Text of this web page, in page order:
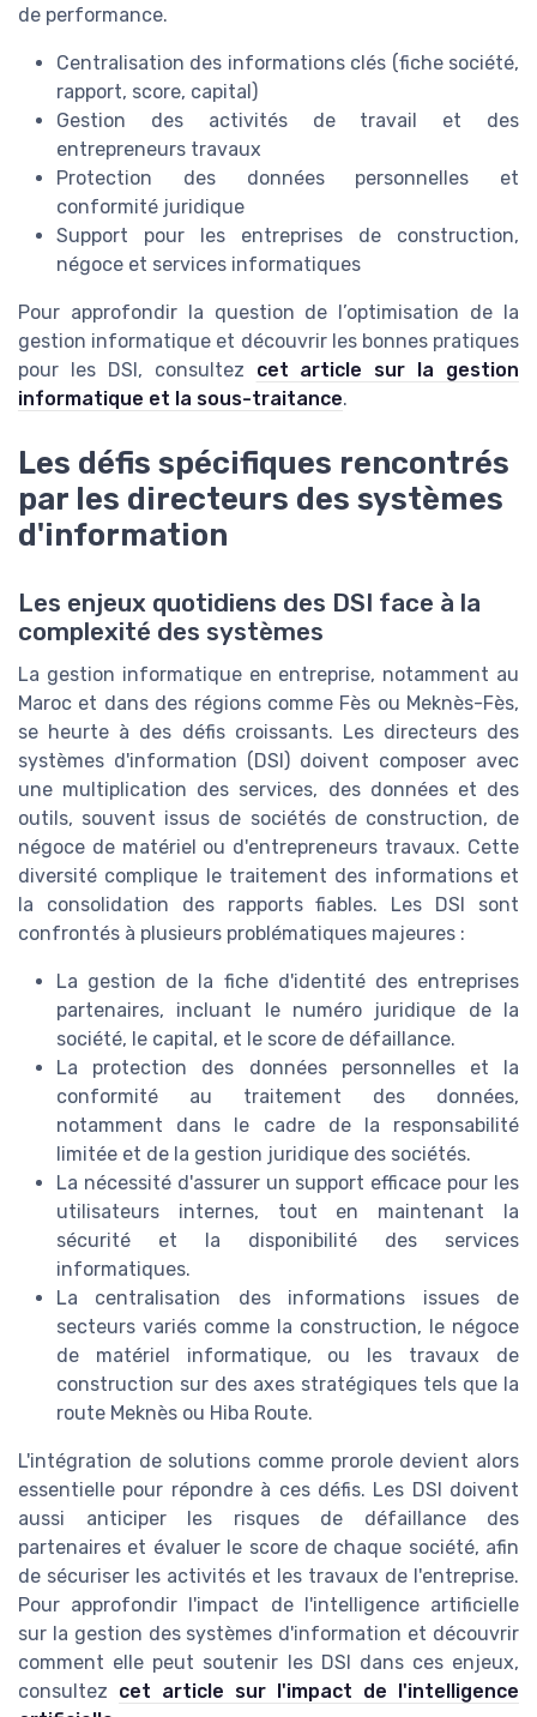
de performance.
Centralisation des informations clés (fiche société,
rapport, score, capital)
Gestion des activités de travail et des
entrepreneurs travaux
Protection des données personnelles et
conformité juridique
Support pour les entreprises de construction,
négoce et services informatiques
Pour approfondir la question de l’optimisation de la
gestion informatique et découvrir les bonnes pratiques
pour les DSI, consultez cet article sur la gestion
informatique et la sous-traitance.
Les défis spécifiques rencontrés
par les directeurs des systèmes
d'information
Les enjeux quotidiens des DSI face à la
complexité des systèmes
La gestion informatique en entreprise, notamment au
Maroc et dans des régions comme Fès ou Meknès-Fès,
se heurte à des défis croissants. Les directeurs des
systèmes d'information (DSI) doivent composer avec
une multiplication des services, des données et des
outils, souvent issus de sociétés de construction, de
négoce de matériel ou d'entrepreneurs travaux. Cette
diversité complique le traitement des informations et
la consolidation des rapports fiables. Les DSI sont
confrontés à plusieurs problématiques majeures :
La gestion de la fiche d'identité des entreprises
partenaires, incluant le numéro juridique de la
société, le capital, et le score de défaillance.
La protection des données personnelles et la
conformité au traitement des données,
notamment dans le cadre de la responsabilité
limitée et de la gestion juridique des sociétés.
La nécessité d'assurer un support efficace pour les
utilisateurs internes, tout en maintenant la
sécurité et la disponibilité des services
informatiques.
La centralisation des informations issues de
secteurs variés comme la construction, le négoce
de matériel informatique, ou les travaux de
construction sur des axes stratégiques tels que la
route Meknès ou Hiba Route.
L'intégration de solutions comme prorole devient alors
essentielle pour répondre à ces défis. Les DSI doivent
aussi anticiper les risques de défaillance des
partenaires et évaluer le score de chaque société, afin
de sécuriser les activités et les travaux de l'entreprise.
Pour approfondir l'impact de l'intelligence artificielle
sur la gestion des systèmes d'information et découvrir
comment elle peut soutenir les DSI dans ces enjeux,
consultez cet article sur l'impact de l'intelligence